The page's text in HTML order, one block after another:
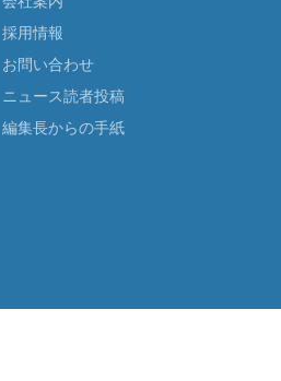
採用情報
お問い合わせ
ニュース読者投稿
編集長からの手紙